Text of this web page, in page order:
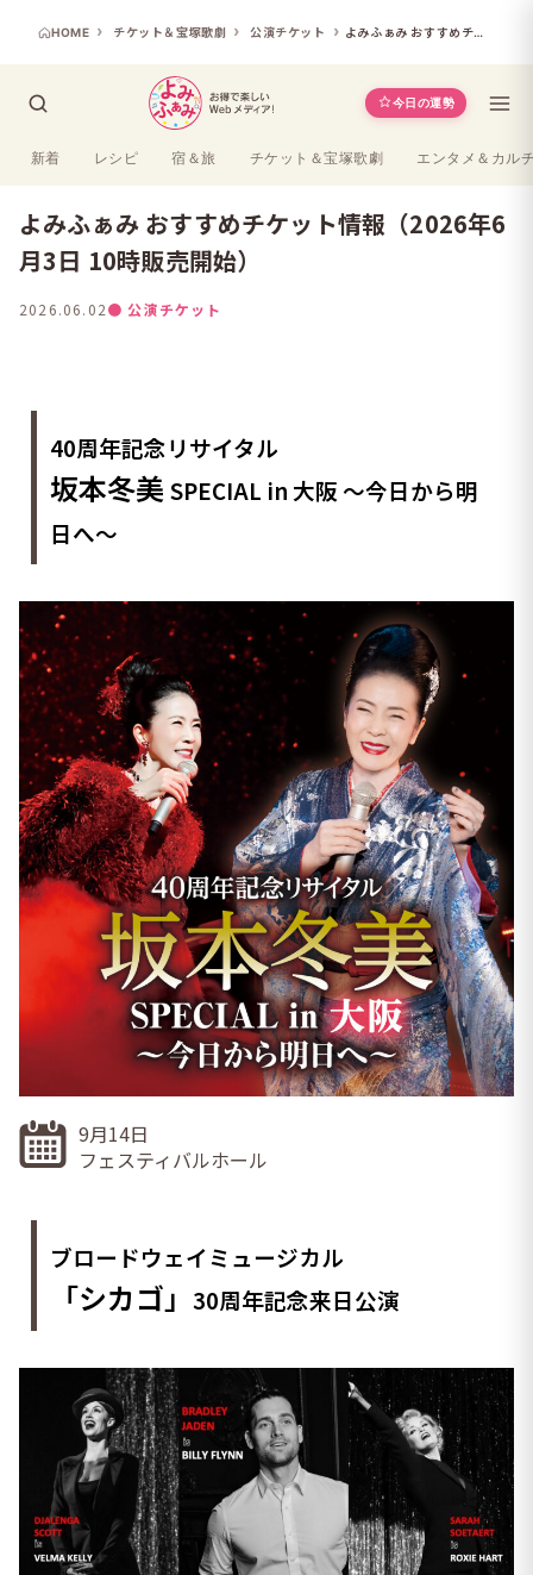
HOME チケット＆宝塚歌劇 公演チケット よみふぁみ おすすめチケット情報（2026年6月3日 10時販売開始）
今日の運勢
新着 レシピ 宿＆旅 チケット＆宝塚歌劇 エンタメ＆カル
よみふぁみ おすすめチケット情報（2026年6
月3日 10時販売開始）
2026.06.02● 公演チケット
40周年記念リサイタル
坂本冬美 SPECIAL in 大阪 ～今日から明
日へ～
9月14日
フェスティバルホール
ブロードウェイミュージカル
「シカゴ」 30周年記念来日公演